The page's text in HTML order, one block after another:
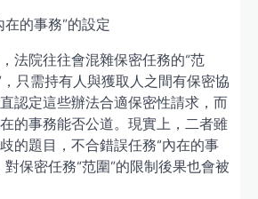
在的事務”的設定
法院往往會混雜保密任務的“范
，只需持有人與獲取人之間有保密協
認定這些辦法合適保密性請求，而
的事務能否公道。現實上，二者雖
的題目，不合錯誤任務“內在的事
保密任務“范圍”的限制後果也會被